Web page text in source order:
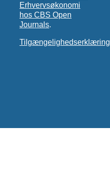
Erhvervsøkonomi
hos CBS Open
Journals.
Tilgængelighedserklæring